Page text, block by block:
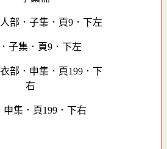
子集．頁9．下左
申集．頁199．下右